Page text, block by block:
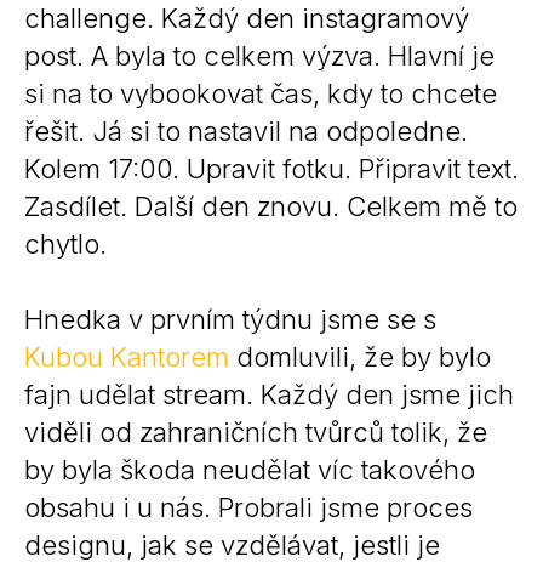
challenge. Každý den instagramový
post. A byla to celkem výzva. Hlavní je
si na to vybookovat čas, kdy to chcete
řešit. Já si to nastavil na odpoledne.
Kolem 17:00. Upravit fotku. Připravit text.
Zasdílet. Další den znovu. Celkem mě to
chytlo.
Hnedka v prvním týdnu jsme se s
Kubou Kantorem domluvili, že by bylo
fajn udělat stream. Každý den jsme jich
viděli od zahraničních tvůrců tolik, že
by byla škoda neudělat víc takového
obsahu i u nás. Probrali jsme proces
designu, jak se vzdělávat, jestli je